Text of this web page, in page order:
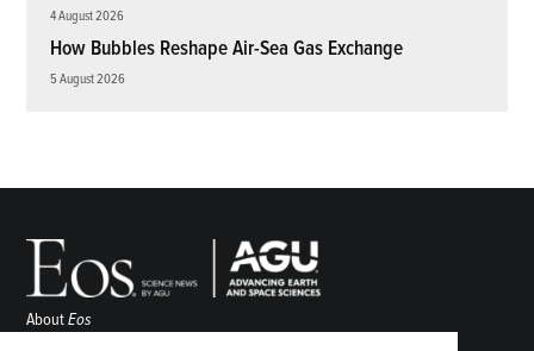
4 August 2026
How Bubbles Reshape Air-Sea Gas Exchange
5 August 2026
AboutEos